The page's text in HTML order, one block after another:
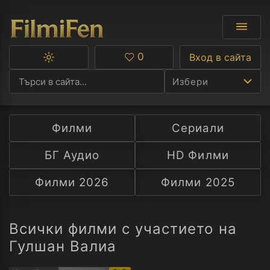
Избери
Ф
С
А
Превключване
тъмна
тема
Любими
0 Вход в сайта
Филми
Сериали
БГ Аудио
HD Филми
Филми 2026
Филми 2025
Всички филми с участието на
Гулшан Валиа